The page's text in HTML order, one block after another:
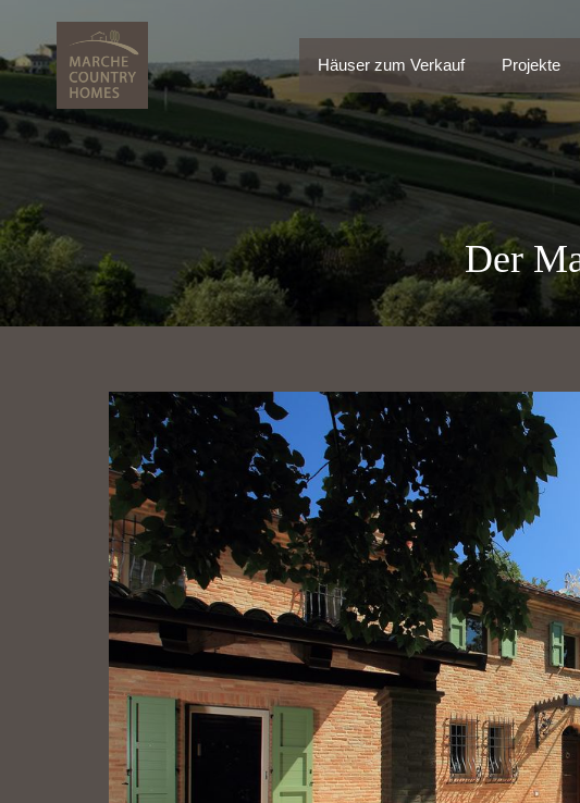
Häuser zum Verkauf Projekte
Häuser zum Verkauf Projekte
Der